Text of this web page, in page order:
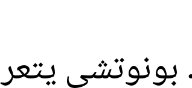
.. بونوتشي